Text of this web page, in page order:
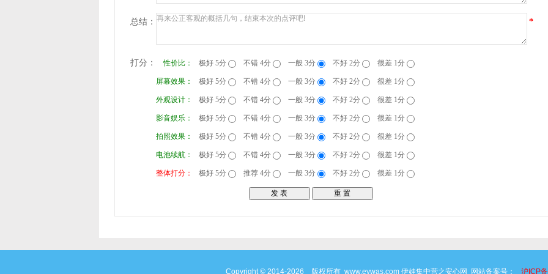
总结： *
打分： 性价比： 极好 5分 不错 4分 一般 3分 不好 2分 很差 1分
屏幕效果： 极好 5分 不错 4分 一般 3分 不好 2分 很差 1分
外观设计： 极好 5分 不错 4分 一般 3分 不好 2分 很差 1分
影音娱乐： 极好 5分 不错 4分 一般 3分 不好 2分 很差 1分
拍照效果： 极好 5分 不错 4分 一般 3分 不好 2分 很差 1分
电池续航： 极好 5分 不错 4分 一般 3分 不好 2分 很差 1分
整体打分： 极好 5分 推荐 4分 一般 3分 不好 2分 很差 1分
Copyright © 2014-2026 版权所有 www.eywas.com 伊娃集中营之安心网 网站备案号： 沪ICP